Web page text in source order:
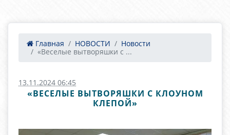
Главная НОВОСТИ
Новости
«Веселые вытворяшки с ...
13.11.2024 06:45
«ВЕСЕЛЫЕ ВЫТВОРЯШКИ С КЛОУНОМ
КЛЕПОЙ»